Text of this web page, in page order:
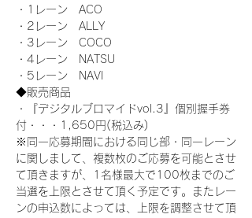
・1レーン　ACO
・2レーン　ALLY
・3レーン　COCO
・4レーン　NATSU
・5レーン　NAVI
◆販売商品
・『デジタルブロマイドvol.3』個別握手券
付・・・1,650円(税込み)
※同一応募期間における同じ部・同一レーン
に関しまして、複数枚のご応募を可能とさせ
て頂きますが、1名様最大で100枚までのご
当選を上限とさせて頂く予定です。またレー
ンの申込数によっては、上限を調整させて頂